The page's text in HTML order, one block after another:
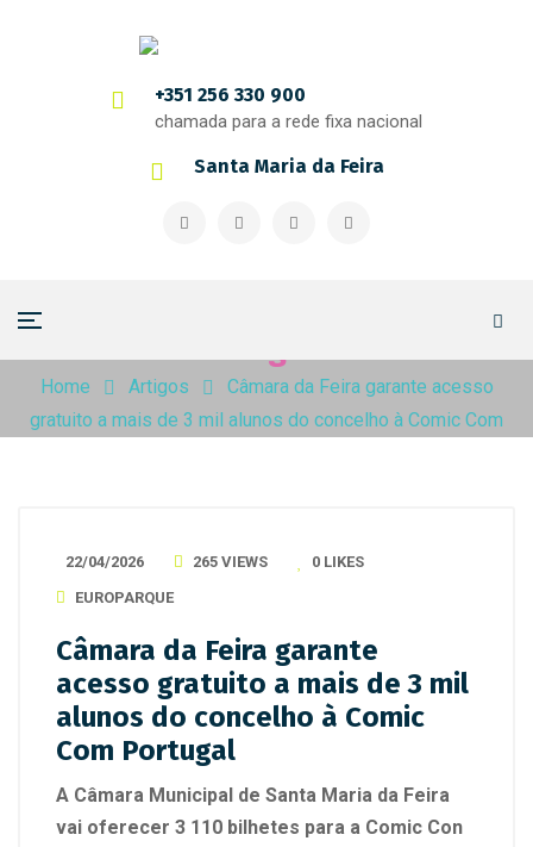
+351 256 330 900
chamada para a rede fixa nacional
Santa Maria da Feira
Home Artigos
Câmara da Feira garante acesso
gratuito a mais de 3 mil alunos do concelho à Comic Com
22/04/2026 265 VIEWS 0 LIKES
EUROPARQUE
Câmara da Feira garante
acesso gratuito a mais de 3 mil
alunos do concelho à Comic
Com Portugal
A Câmara Municipal de Santa Maria da Feira
vai oferecer 3 110 bilhetes para a Comic Con